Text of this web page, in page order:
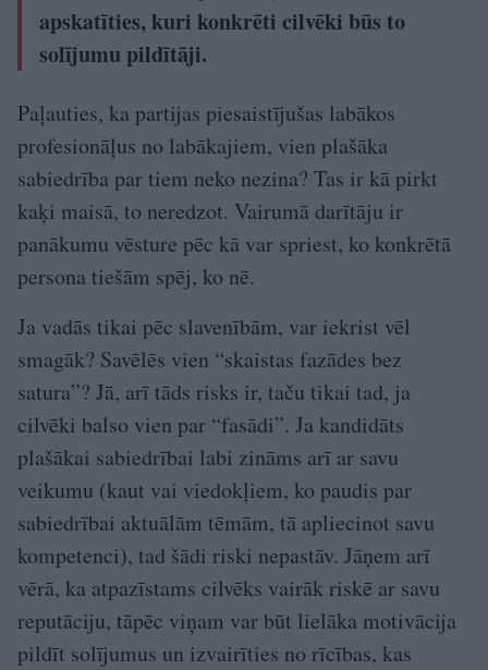
apskatīties, kuri konkrēti cilvēki būs to
solījumu pildītāji.
Paļauties, ka partijas piesaistījušas labākos
profesionāļus no labākajiem, vien plašāka
sabiedrība par tiem neko nezina? Tas ir kā pirkt
kaķi maisā, to neredzot. Vairumā darītāju ir
panākumu vēsture pēc kā var spriest, ko konkrētā
persona tiešām spēj, ko nē.
Ja vadās tikai pēc slavenībām, var iekrist vēl
smagāk? Savēlēs vien “skaistas fazādes bez
satura”? Jā, arī tāds risks ir, taču tikai tad, ja
cilvēki balso vien par “fasādi”. Ja kandidāts
plašākai sabiedrībai labi zināms arī ar savu
veikumu (kaut vai viedokļiem, ko paudis par
sabiedrībai aktuālām tēmām, tā apliecinot savu
kompetenci), tad šādi riski nepastāv. Jāņem arī
vērā, ka atpazīstams cilvēks vairāk riskē ar savu
reputāciju, tāpēc viņam var būt lielāka motivācija
pildīt solījumus un izvairīties no rīcības, kas